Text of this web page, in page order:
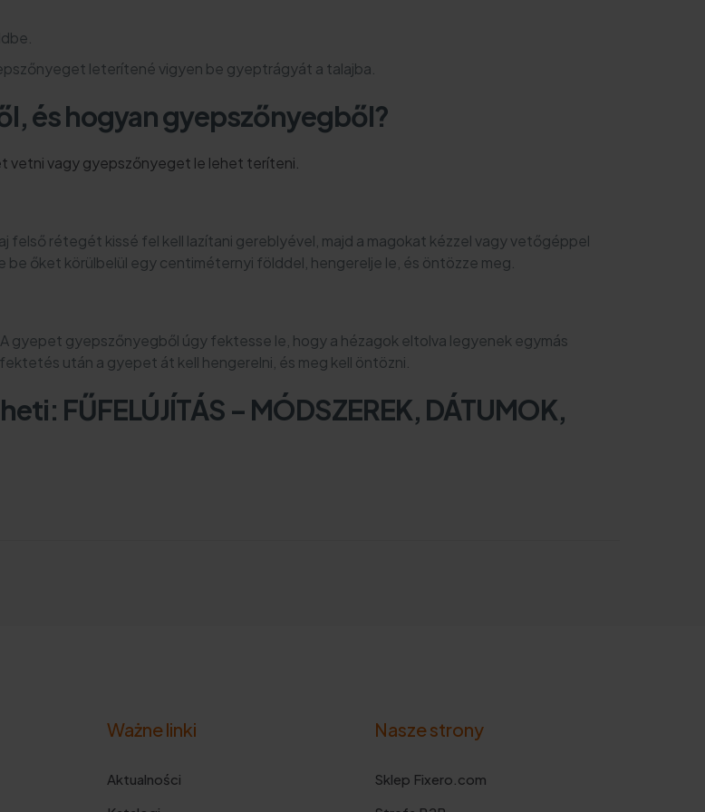
leterítené vigyen be gyeptrágyát a talajba.
és hogyan gyepszőnyegből?
vetni vagy gyepszőnyeget le lehet teríteni.
felső rétegét kissé fel kell lazítani gereblyével, majd a magokat kézzel vagy vetőgéppel
őket körülbelül egy centiméternyi földdel, hengerelje le, és öntözze meg.
gyepszőnyegből úgy fektesse le, hogy a hézagok eltolva legyenek egymás
után a gyepet át kell hengerelni, és meg kell öntözni.
FŰFELÚJÍTÁS – MÓDSZEREK, DÁTUMOK,
Ważne linki
Aktualności
Nasze strony
Sklep Fixero.com